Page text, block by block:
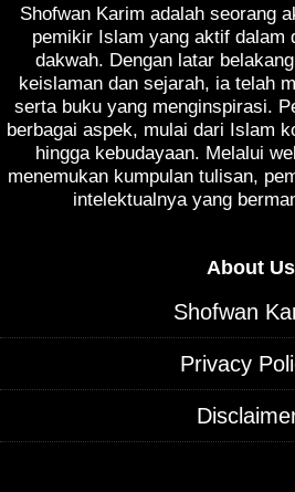
Shofwan Karim adalah seorang
pemikir Islam yang aktif dalam
dakwah. Dengan latar
keislaman dan sejarah, ia telah
serta buku yang menginspirasi.
berbagai aspek, mulai dari Islam
hingga kebudayaan. Melalui
menemukan kumpulan tulisan,
intelektualnya yang
About Us
Shofwan
Privacy